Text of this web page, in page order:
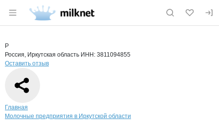
Раздел навигации по сайту milknet.ru
Страница компании
Страница компании
Краткая информация о компании
Р
Россия, Иркутская область ИНН: 3811094855
Оставить отзыв
Навигация по сайту
Главная
Молочные предприятия в Иркутской области